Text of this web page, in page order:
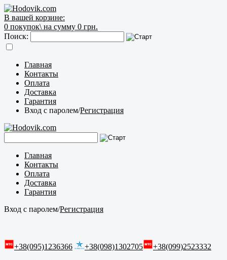
В вашей корзине:
0 покупок\ на сумму 0 грн.
Поиск:
Главная
Контакты
Оплата
Доставка
Гарантия
Вход с паролем/Регистрация
Главная
Контакты
Оплата
Доставка
Гарантия
Вход с паролем/Регистрация
+38(095)1236366 +38(098)1302705 +38(099)2523332